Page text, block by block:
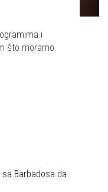
i
što moramo
Barbadosa da